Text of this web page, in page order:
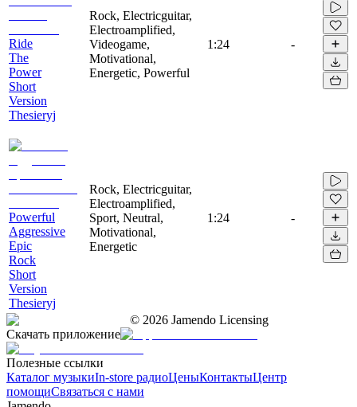
Ride
The
Power
Short
Version
Thesieryj
Rock, Electricguitar,
Electroamplified,
Videogame,
Motivational,
Energetic, Powerful
1:24 -
Powerful
Aggressive
Epic
Rock
Short
Version
Thesieryj
Rock, Electricguitar,
Electroamplified,
Sport, Neutral,
Motivational,
Energetic
1:24 -
© 2026 Jamendo Licensing
Скачать приложение
Полезные ссылки
Каталог музыкиIn-store радиоЦеныКонтактыЦентр
помощиСвязаться с нами